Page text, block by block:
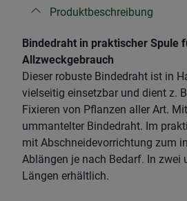
Produktbeschreibung
Bindedraht in praktischer Spule
Allzweckgebrauch
Dieser robuste Bindedraht ist in
vielseitig einsetzbar und dient z.
Fixieren von Pflanzen aller Art.
ummantelter Bindedraht. Im
mit Abschneidevorrichtung zum
Ablängen je nach Bedarf. In zwei
Längen erhältlich.